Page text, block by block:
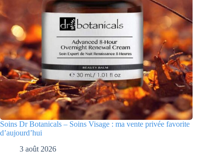
Soins Dr Botanicals – Soins Visage : ma vente privée favorite
d’aujourd’hui
3 août 2026